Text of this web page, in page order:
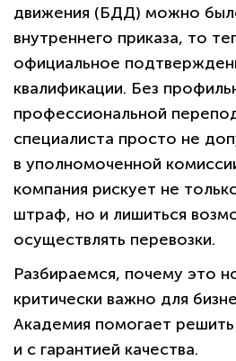
движения (БДД) можно
внутреннего приказа, то
официальное
квалификации. Без
профессиональной
специалиста просто не
в уполномоченной
компания рискует не
штраф, но и лишиться
осуществлять перевозки.
Разбираемся, почему это
критически важно для
Академия помогает
и с гарантией качества.